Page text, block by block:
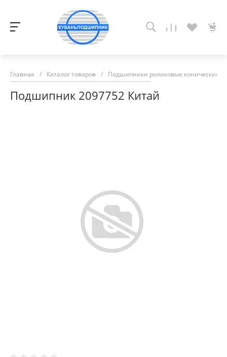
Главная / Каталог товаров / Подшипники роликовые конические
Подшипник 2097752 Китай